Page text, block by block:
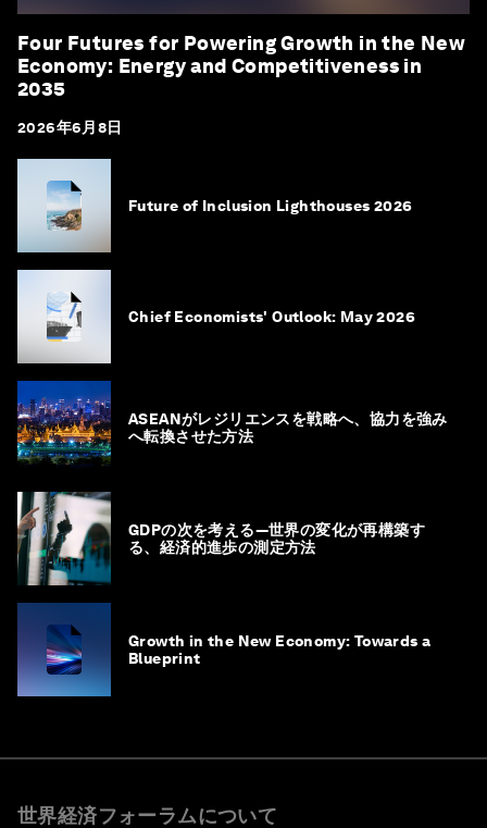
Four Futures for Powering Growth in the New
Economy: Energy and Competitiveness in
2035
2026年6月8日
Future of Inclusion Lighthouses 2026
Chief Economists' Outlook: May 2026
ASEANがレジリエンスを戦略へ、協力を強み
へ転換させた方法
GDPの次を考える―世界の変化が再構築す
る、経済的進歩の測定方法
Growth in the New Economy: Towards a
Blueprint
世界経済フォーラムについて